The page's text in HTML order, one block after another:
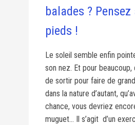
balades ? Pensez
pieds !
Le soleil semble enfin
son nez. Et pour beaucoup,
de sortir pour faire de
dans la nature d’autant,
chance, vous devriez
muguet… Il s’agit d’un